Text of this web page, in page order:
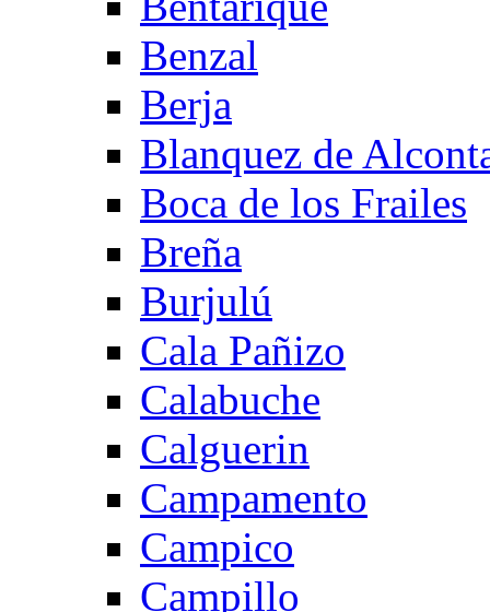
Benzal
Berja
Blanquez de
Boca de los Frailes
Breña
Burjulú
Cala Pañizo
Calabuche
Calguerin
Campamento
Campico
Campillo